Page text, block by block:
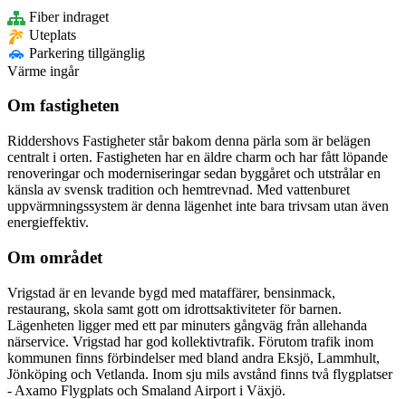
Fiber indraget
Uteplats
Parkering tillgänglig
Värme ingår
Om fastigheten
Riddershovs Fastigheter står bakom denna pärla som är belägen
centralt i orten. Fastigheten har en äldre charm och har fått löpande
renoveringar och moderniseringar sedan byggåret och utstrålar en
känsla av svensk tradition och hemtrevnad. Med vattenburet
uppvärmningssystem är denna lägenhet inte bara trivsam utan även
energieffektiv.
Om området
Vrigstad är en levande bygd med mataffärer, bensinmack,
restaurang, skola samt gott om idrottsaktiviteter för barnen.
Lägenheten ligger med ett par minuters gångväg från allehanda
närservice. Vrigstad har god kollektivtrafik. Förutom trafik inom
kommunen finns förbindelser med bland andra Eksjö, Lammhult,
Jönköping och Vetlanda. Inom sju mils avstånd finns två flygplatser
- Axamo Flygplats och Smaland Airport i Växjö.